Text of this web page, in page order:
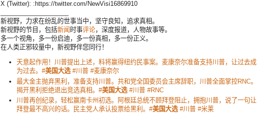
X (Twitter): :https://twitter.com/NewVisi16869910
新视野，力求在纷乱的世事当中，坚守良知，追求真相。
新视野的节目，包括新闻 时事评论，深度报道，人物故事等。
多一个视角，多一份启迪，多一份真相，多一份正义。
在人类正邪较量中，新视野伴您同行！
天意起作用！川普提出上述，料将赢得纽约民事案。麦康奈尔准备支持川普，让过去成
为过去。#美国大选#川普 #麦康奈尔
最大金主抛弃黑利，准备支持川普。共和党全国委员会主席辞职，川普全面掌控RNC。
揭开黑利拒绝退出竞选真相。#美国大选#川普 #RNC
川普再创纪录，轻松赢南卡州初选。阿根廷总统不顾拜登阻止，拥抱川普，说了一句让
拜登最不高兴的话。民主党人承认投票给黑利。#美国大选#川普 #米莱